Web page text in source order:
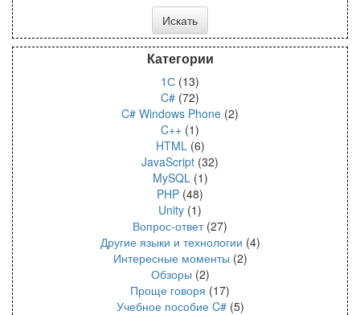
Категории
1С (13)
C# (72)
C# Windows Phone (2)
C++ (1)
HTML (6)
JavaScript (32)
MySQL (1)
PHP (48)
Unity (1)
Вопрос-ответ(27)
Другие языки и технологии (4)
Интересные моменты (2)
Обзоры (2)
Проще говоря (17)
Учебное пособие C#(5)